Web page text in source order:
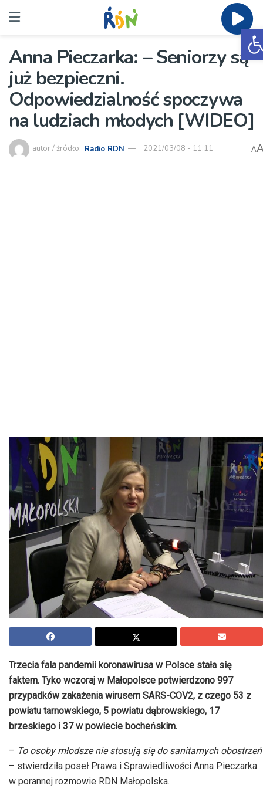
Anna Pieczarka: – Seniorzy są
już bezpieczni.
Odpowiedzialność spoczywa
na ludziach młodych [WIDEO]
autor / źródło: Radio RDN 2021/03/08 - 11:11 A
Trzecia fala pandemii koronawirusa w Polsce stała się
faktem. Tyko wczoraj w Małopolsce potwierdzono 997
przypadków zakażenia wirusem SARS-COV2, z czego 53 z
powiatu tarnowskiego, 5 powiatu dąbrowskiego, 17
brzeskiego i 37 w powiecie bocheńskim.
– To osoby młodsze nie stosują się do sanitarnych obostrzeń
– stwierdziła poseł Prawa i Sprawiedliwości Anna Pieczarka
w porannej rozmowie RDN Małopolska.